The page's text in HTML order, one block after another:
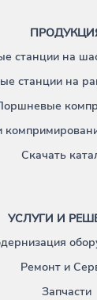
станции на
станции на
Скачать
УСЛУГИ И
Ремонт и
Запчасти